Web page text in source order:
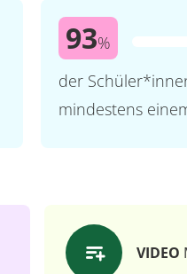
93%
der
mindestens
VIDEO